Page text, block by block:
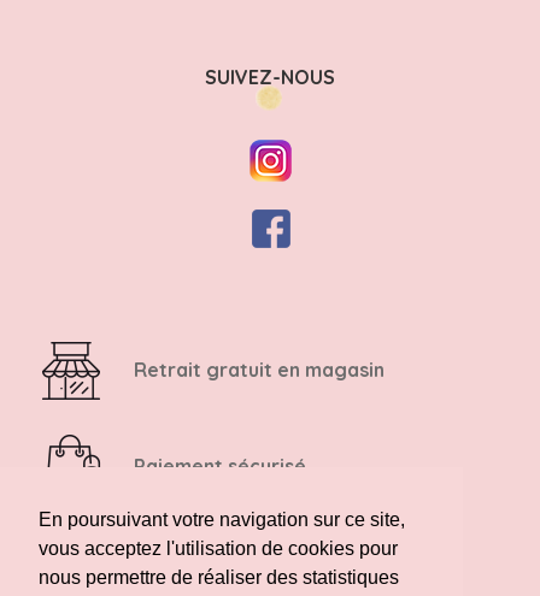
En poursuivant votre navigation sur ce site,
vous acceptez l'utilisation de cookies pour
nous permettre de réaliser des statistiques
SUIVEZ-NOUS
Retrait gratuit en magasin
Paiement sécurisé
Retour possible sous 14 jours